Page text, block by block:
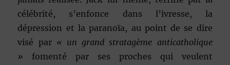
célébrité, s’enfonce dans l’ivresse, la
dépression et la paranoïa, au point de se dire
visé par « un grand stratagème anticatholique
»fomenté par ses proches qui veulent